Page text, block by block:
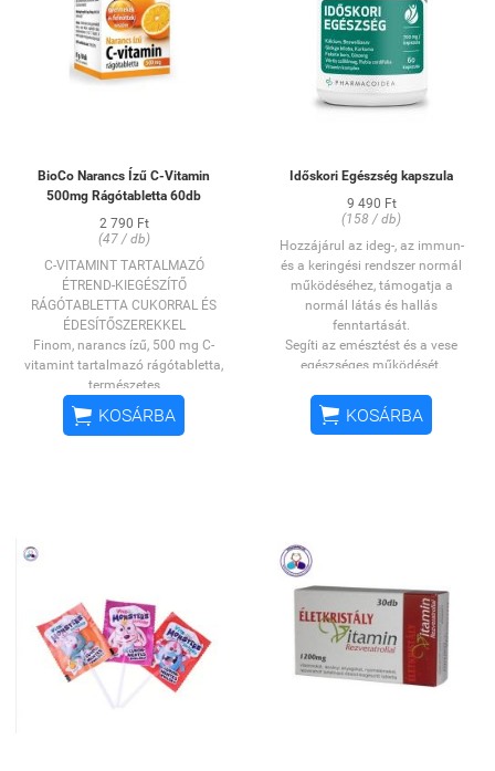
BioCo Narancs Ízű C-Vitamin
500mg Rágótabletta 60db
2 790 Ft
(47 / db)
C-VITAMINT TARTALMAZÓ
ÉTREND-KIEGÉSZÍTŐ
RÁGÓTABLETTA CUKORRAL ÉS
ÉDESÍTŐSZEREKKEL
Finom, narancs ízű, 500 mg C-
vitamint tartalmazó rágótabletta,
természetes
aromával!
Fogyasztását
ajánljukmindazoknak, akik a
vitamin szükséglet idején,
egyoldalú, vitaminhiányos
táplálkozás fennállásakor, vagy
betegséget követően, a felépülés
időszaka alatt. A C-vitamin
 KOSÁRBA
Időskori Egészség kapszula
9 490 Ft
(158 / db)
Hozzájárul az ideg-, az immun-
és a keringési rendszer normál
működéséhez, támogatja a
normál látás és hallás
fenntartását.
Segíti az emésztést és a vese
egészséges működését.
vércukorszint és a normál
vérnyomás fenntartásához.
cordifolia, Vitamin komplex
Hozzájárul az immunrendszer
normál működéséhez, a sejtek
oxidatív stresszel szembeni
védekezéséhez. Támogatja a
megfelelő kollagén képződést és
ezen keresztül az erek, a bőr,
csontok, a porcok, a fogíny és a
 KOSÁRBA